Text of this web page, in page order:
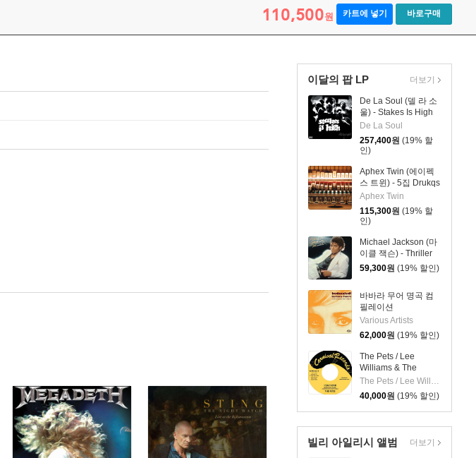
110,500원 카트에 넣기 바로구매
이달의 팝 LP
De La Soul (델 라 소
울) - Stakes Is High
[컬러 4LP]
De La Soul
257,400원 (19% 할
인)
Aphex Twin (에이펙
스 트윈) - 5집 Drukqs
[4LP]
Aphex Twin
115,300원 (19% 할
인)
Michael Jackson (마
이클 잭슨) - Thriller
[레드 앤 블랙 마블
59,300원 (19% 할인)
바바라 무어 명곡 컴
필레이션
(Bedazzled! Barbara
Moore TV, Film And
Studio Work 1965–
81) [2LP]
Various Artists
62,000원 (19% 할인)
The Pets / Lee
Williams & The
Cymbals - I Say
Yeah / It's Everything
About You I Love [7
인치 Vinyl]
The Pets / Lee Williams & The Cymbals
40,000원 (19% 할인)
더보기
빌리 아일리시 앨범 더보기